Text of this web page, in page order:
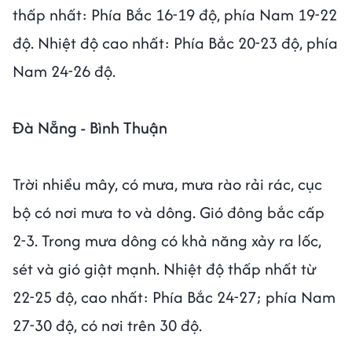
thấp nhất: Phía Bắc 16-19 độ, phía Nam 19-22
độ. Nhiệt độ cao nhất: Phía Bắc 20-23 độ, phía
Nam 24-26 độ.
Đà Nẵng - Bình Thuận
Trời nhiều mây, có mưa, mưa rào rải rác, cục
bộ có nơi mưa to và dông. Gió đông bắc cấp
2-3. Trong mưa dông có khả năng xảy ra lốc,
sét và gió giật mạnh. Nhiệt độ thấp nhất từ
22-25 độ, cao nhất: Phía Bắc 24-27; phía Nam
27-30 độ, có nơi trên 30 độ.